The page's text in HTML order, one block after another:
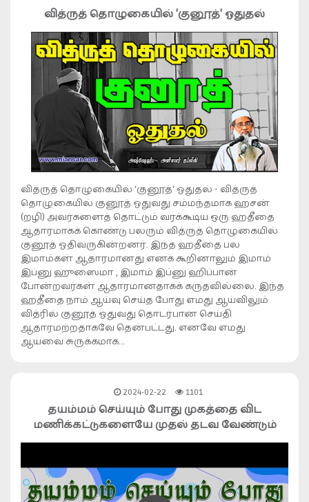
வித்ருத் தொழுகையில் 'குனூத்' ஓதுதல்
வித்ருத் தொழுகையில் 'குனூத்' ஓதுதல் - வித்ருத்
தொழுகையில் குனூத் ஓதுவது சம்மந்தமாக ஹசன்
(றழி) அவர்களைத் தொட்டும் வரக்கூடிய ஒரு ஹதீதை
ஆதாரமாகக் கொண்டு பலரும் வித்ருத் தொழுகையில்
குனூத் ஓதிவருகின்றனர். இந்த ஹதீதை பல
இமாம்கள் ஆதாரமானது எனக் கூறினாலும் இமாம்
இப்னு ஹுஸைமா , இமாம் இப்னு ஹிப்பான்
போன்றவர்கள் ஆதாரமானதாகக் கருதவில்லை. இந்த
ஹதீதை நாம் ஆய்வு செய்த போது எமது ஆய்விலும்
வித்ரில் குனூத் ஓதுவது தொடர்பான செய்தி
ஆதாரமற்றதாகவே தென்பட்டது. எனவே எமது
ஆய்வை சுருக்கமாக…
2024-02-22 1101
தயம்மம் செய்யும் போது முகத்தை விட
மணிக்கட்டுகளையே முதல் தடவ வேண்டும்